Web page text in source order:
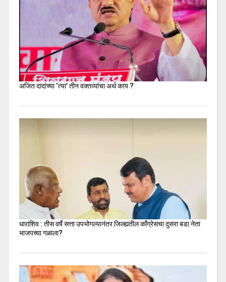
अजित दादांच्या ‘त्या’ तीन वक्तव्यांचा अर्थ काय ?
धाराशिव : तीस वर्षे सत्ता उपभोगल्यानंतर जिल्ह्यतील कॉंग्रेसचा दुसरा बडा नेता
भाजपच्या गळाला?